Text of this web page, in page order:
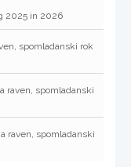
2025 in 2026
spomladanski rok
raven, spomladanski
raven, spomladanski